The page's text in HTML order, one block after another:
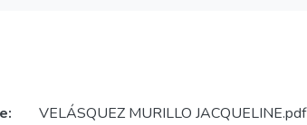
VELÁSQUEZ MURILLO JACQUELINE.pdf